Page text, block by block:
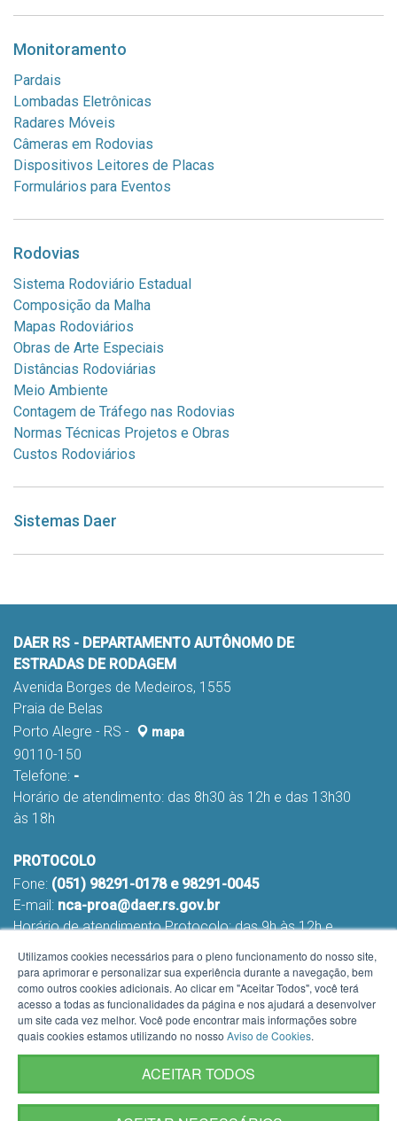
Monitoramento
Pardais
Lombadas Eletrônicas
Radares Móveis
Câmeras em Rodovias
Dispositivos Leitores de Placas
Formulários para Eventos
Rodovias
Sistema Rodoviário Estadual
Composição da Malha
Mapas Rodoviários
Obras de Arte Especiais
Distâncias Rodoviárias
Meio Ambiente
Contagem de Tráfego nas Rodovias
Normas Técnicas Projetos e Obras
Custos Rodoviários
Sistemas Daer
DAER RS - DEPARTAMENTO AUTÔNOMO DE
ESTRADAS DE RODAGEM
Avenida Borges de Medeiros, 1555
Praia de Belas
Porto Alegre - RS -
mapa
90110-150
Telefone: -
Horário de atendimento: das 8h30 às 12h e das 13h30
às 18h
PROTOCOLO
Fone: (051) 98291-0178 e 98291-0045
E-mail: nca-proa@daer.rs.gov.br
Horário de atendimento Protocolo: das 9h às 12h e
Utilizamos cookies necessários para o pleno funcionamento do nosso site,
para aprimorar e personalizar sua experiência durante a navegação, bem
como outros cookies adicionais. Ao clicar em "Aceitar Todos", você terá
acesso a todas as funcionalidades da página e nos ajudará a desenvolver
um site cada vez melhor. Você pode encontrar mais informações sobre
quais cookies estamos utilizando no nosso Aviso de Cookies.
ACEITAR TODOS